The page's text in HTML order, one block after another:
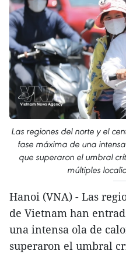
Las regiones del norte y el
fase máxima de una
que superaron el umbral
múltiples
Hanoi (VNA) - Las
de Vietnam han
una intensa ola de
superaron el umbral